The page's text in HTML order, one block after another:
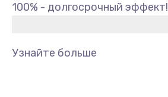
100% - долгосрочный эффект!
Узнайте больше